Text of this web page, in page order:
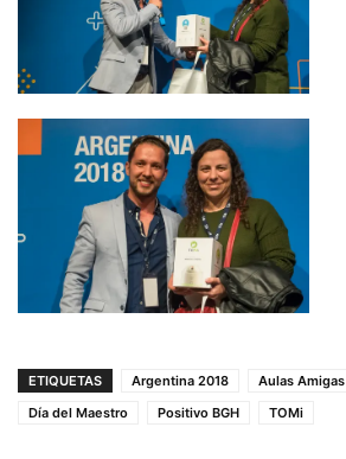
ETIQUETAS Argentina 2018 Aulas Amigas
Día del Maestro
Positivo BGH TOMi